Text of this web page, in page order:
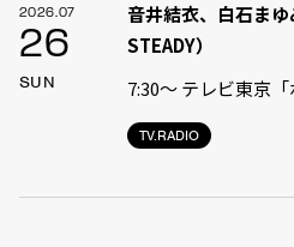
2026.07
26
SUN
TV.RADIO
音井結衣、白石ま
STEADY）
7:30〜 テレビ東京